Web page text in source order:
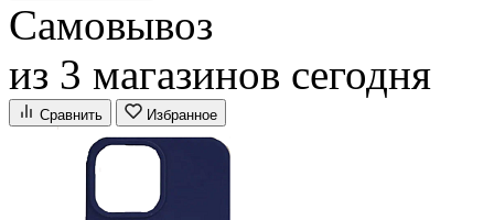
Самовывоз
из 3 магазинов сегодня
Сравнить Избранное